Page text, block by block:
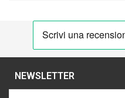
NEWSLETTER